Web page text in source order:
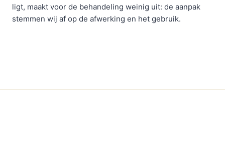
ligt, maakt voor de behandeling weinig uit: de aanpak
stemmen wij af op de afwerking en het gebruik.